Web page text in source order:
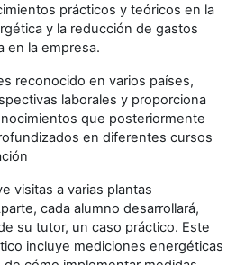
prácticos y teóricos en la
y la reducción de gastos
en la empresa.
reconocido en varios países,
laborales y proporciona
que posteriormente
en diferentes cursos
visitas a varias plantas
cada alumno desarrollará,
su tutor, un caso práctico. Este
incluye mediciones energéticas